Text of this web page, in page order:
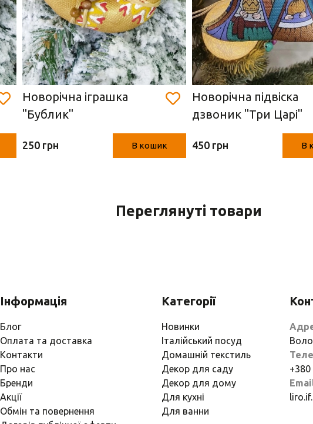
Новорічна іграшка
"Бублик"
250 грн В кошик
Новорічна підвіска
дзвоник "Три Царі"
450 грн В
Переглянуті товари
Інформація
Блог
Оплата та доставка
Контакти
Про нас
Бренди
Акції
Обмін та повернення
Категорії
Новинки
Італійський посуд
Домашній текстиль
Декор для саду
Декор для дому
Для кухні
Для ванни